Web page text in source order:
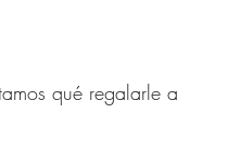
qué regalarle a